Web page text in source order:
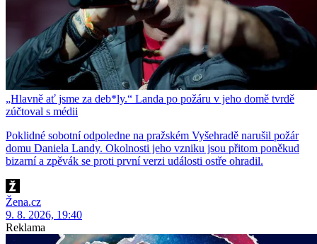
„Hlavně ať jsme za deb*ly.“ Landa po požáru v jeho domě tvrdě
zúčtoval s médii
Poklidné sobotní odpoledne na pražském Vyšehradě narušil požár
domu Daniela Landy. Okolnosti jeho vzniku jsou přitom poněkud
bizarní a zpěvák se proti první verzi události ostře ohradil.
Žena.cz
9. 8. 2026, 19:40
Reklama